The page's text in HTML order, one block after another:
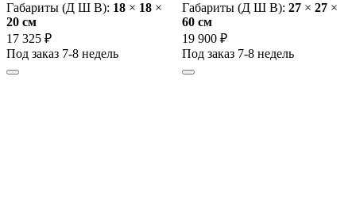
Габариты (Д Ш В): 18 × 18 ×
20 cм
17 325 ₽
Под заказ 7-8 недель
Габариты (Д Ш В): 27 × 27 ×
60 cм
19 900 ₽
Под заказ 7-8 недель